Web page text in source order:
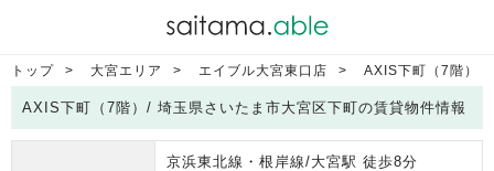
トップ 大宮エリア エイブル大宮東口店 AXIS下町（7階）
AXIS下町（7階）/ 埼玉県さいたま市大宮区下町の賃貸物件情報
京浜東北線・根岸線/大宮駅 徒歩8分